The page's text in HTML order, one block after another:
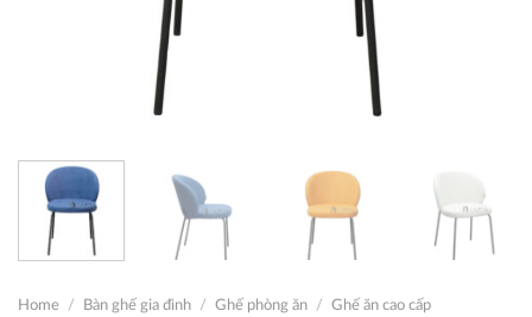
Home / Bàn ghế gia đình / Ghế phòng ăn / Ghế ăn cao cấp